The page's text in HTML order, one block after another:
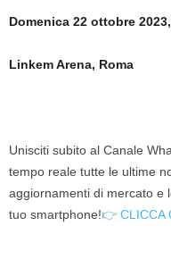
Domenica 22 ottobre
Linkem Arena, Roma
Unisciti subito al Canale
tempo reale tutte le ultime
aggiornamenti di mercato e
tuo smartphone!👉 CLICCA